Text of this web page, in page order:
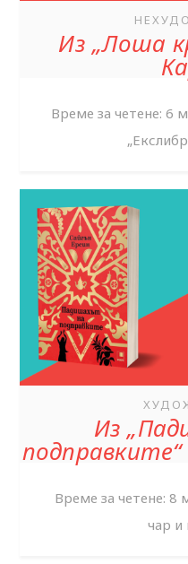
Из „Лоша
Време за четене: 6
Из
Време за четене:
чар и